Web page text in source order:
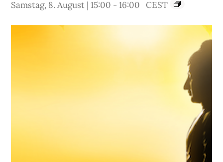
Samstag, 8. August | 15:00 -16:00 CEST